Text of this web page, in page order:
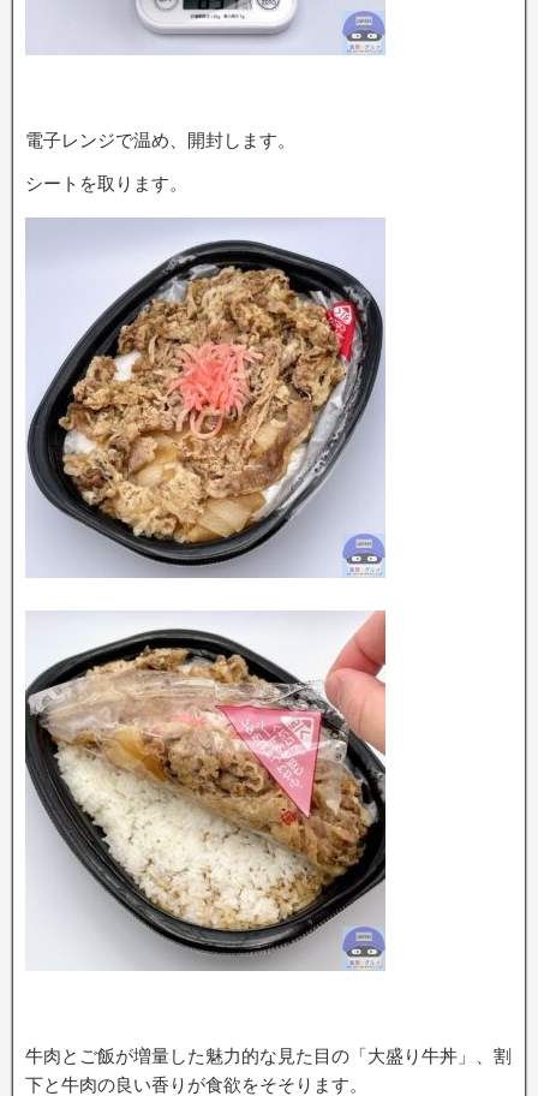
電子レンジで温め、開封します。
シートを取ります。
牛肉とご飯が増量した魅力的な見た目の「大盛り牛丼」、割
下と牛肉の良い香りが食欲をそそります。